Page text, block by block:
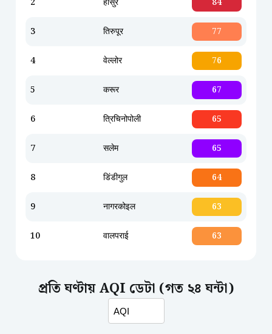
84
3 तिरुपूर 77
4 वेल्लोर 76
5 करूर 67
6 त्रिचिनोपोली 65
7 सलेम 65
8 डिंडीगुल 64
9 नागरकोइल 63
10 वालपराई 63
প্রতি ঘণ্টায় AQI ডেটা (গত ২৪ ঘন্টা)